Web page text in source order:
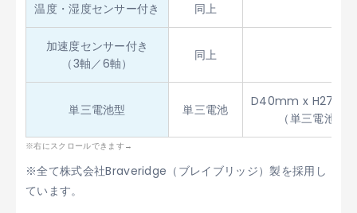
温度・湿度センサー付き 同上
加速度センサー付き
（3軸／6軸）
同上
単三電池型 単三電池
D40mm x
（単三電池2
※全て株式会社Braveridge（ブレイブリッジ）製を採用し
ています。